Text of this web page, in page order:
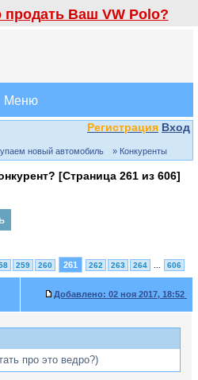
Ваш VW Polo?
Меню
Регистрация Вход
новый автомобиль » Конкуренты
[Страница 261 из 606]
259 260 261 262 263 264 606
Добавлено: 02 ноя 2017, 18:52
про это ведро?)